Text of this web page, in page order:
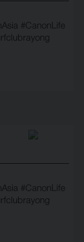
#CanonLife
#CanonLife